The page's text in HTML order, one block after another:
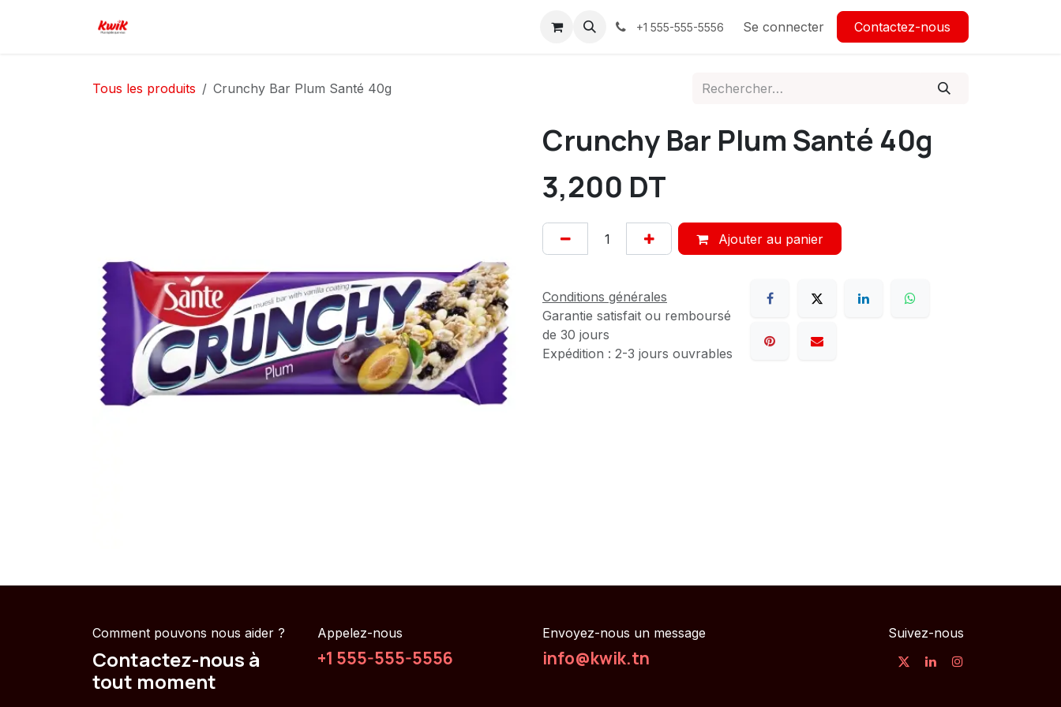
Contactez-nous Confidentialité+1 555-555-5556 Se connecter Contactez-nous
Tous les produits Crunchy Bar Plum Santé 40g
Crunchy Bar Plum Santé 40g
3,200 DT
Ajouter au panier
Conditions générales
Garantie satisfait ou remboursé
de 30 jours
Expédition : 2-3 jours ouvrables
Comment pouvons nous aider ?
Contactez-nous à
tout moment
Appelez-nous
+1 555-555-5556
Envoyez-nous un message
info@kwik.tn
Suivez-nous